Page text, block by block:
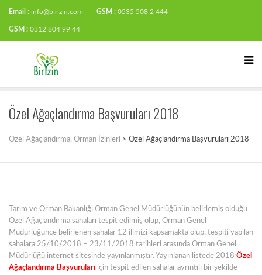
Email : info@birizin.com GSM : 0535 508 2 444
GSM : 0312 804 99 44
Özel Ağaçlandırma Başvuruları 2018
Özel Ağaçlandırma, Orman İzinleri > Özel Ağaçlandırma Başvuruları 2018
Tarım ve Orman Bakanlığı Orman Genel Müdürlüğünün belirlemiş olduğu
Özel Ağaçlandırma sahaları tespit edilmiş olup, Orman Genel
Müdürlüğünce belirlenen sahalar 12 ilimizi kapsamakta olup, tespiti yapılan
sahalara 25/10/2018 – 23/11/2018 tarihleri arasında Orman Genel
Müdürlüğü internet sitesinde yayınlanmıştır. Yayınlanan listede 2018 Özel
Ağaçlandırma Başvuruları için tespit edilen sahalar ayrıntılı bir şekilde